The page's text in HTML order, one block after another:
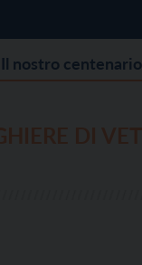
Il nostro centenario